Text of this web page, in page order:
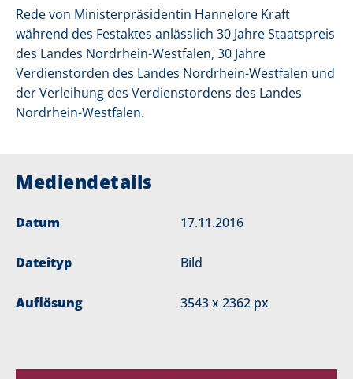
Rede von Ministerpräsidentin Hannelore Kraft
während des Festaktes anlässlich 30 Jahre Staatspreis
des Landes Nordrhein-Westfalen, 30 Jahre
Verdienstorden des Landes Nordrhein-Westfalen und
der Verleihung des Verdienstordens des Landes
Nordrhein-Westfalen.
Mediendetails
Datum 17.11.2016
Dateityp Bild
Auflösung 3543 x 2362 px